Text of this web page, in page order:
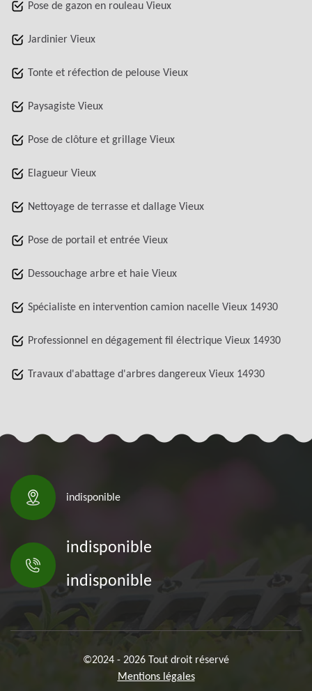
Pose de gazon en rouleau Vieux
Jardinier Vieux
Tonte et réfection de pelouse Vieux
Paysagiste Vieux
Pose de clôture et grillage Vieux
Elagueur Vieux
Nettoyage de terrasse et dallage Vieux
Pose de portail et entrée Vieux
Dessouchage arbre et haie Vieux
Spécialiste en intervention camion nacelle Vieux 14930
Professionnel en dégagement fil électrique Vieux 14930
Travaux d'abattage d'arbres dangereux Vieux 14930
indisponible
indisponible
indisponible
©2024 - 2026 Tout droit réservé
Mentions légales